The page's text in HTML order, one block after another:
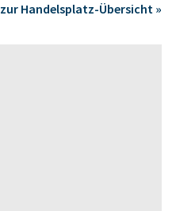
zur Handelsplatz-Übersicht »